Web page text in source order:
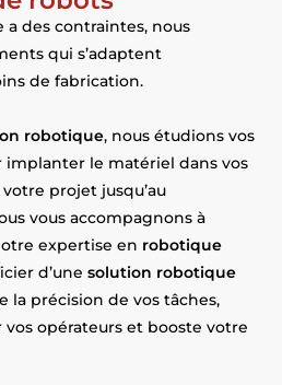
a des contraintes, nous
qui s’adaptent
de fabrication.
robotique, nous étudions vos
le matériel dans vos
projet jusqu’au
vous accompagnons à
expertise en robotique
d’une solution robotique
la précision de vos tâches,
opérateurs et booste votre